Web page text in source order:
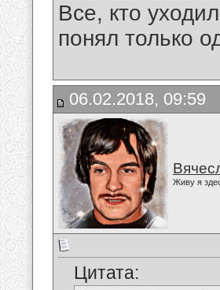
Все, кто
понял только
06.02.2018, 09:59
Живу я
Цитата: